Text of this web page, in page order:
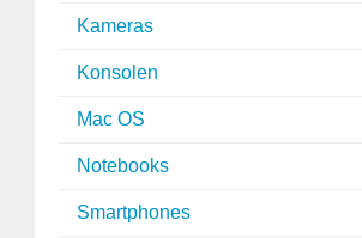
Kameras
Konsolen
Mac OS
Notebooks
Smartphones